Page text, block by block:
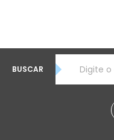
BUSCAR